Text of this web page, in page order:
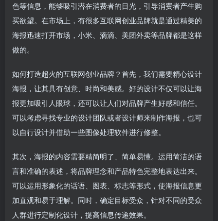
色等信息，能够吸引潜在消费者的目光，引导消费者产生购
买欲望。在市场上，有很多互联网创业品牌就是通过精美的
海报迅速打开市场，小米、滴滴、美团外卖等品牌都是这样
做的。
如何打造超火的互联网创业品牌？首先，我们需要精心设计
海报，让其具有创意、时尚和美感。好的设计不仅可以让海
报更加吸引人眼球，还可以让人们对品牌产生好感和信任。
可以考虑寻找专业的设计团队或者设计师来制作海报，也可
以自行设计并借助一些图像处理软件进行修整。
其次，海报的内容需要精简明了、简单易懂。运用简洁的语
言和准确的表述，将品牌理念和产品特色完整地表达出来。
可以运用形象化的话语、图表、标志等形式，使海报信息更
加直观和易于理解。同时，确定目标受众，针对不同的受众
人群进行定制化设计，提高信息传递效果。